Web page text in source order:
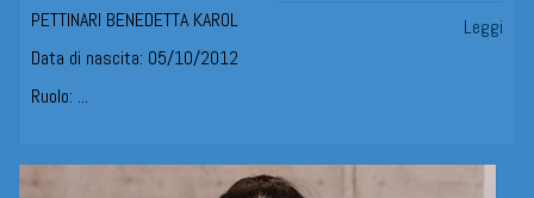
PETTINARI BENEDETTA KAROL
Data di nascita: 05/10/2012
Ruolo: ...
Leggi